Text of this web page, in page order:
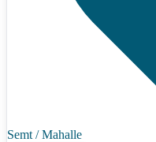
Semt / Mahalle